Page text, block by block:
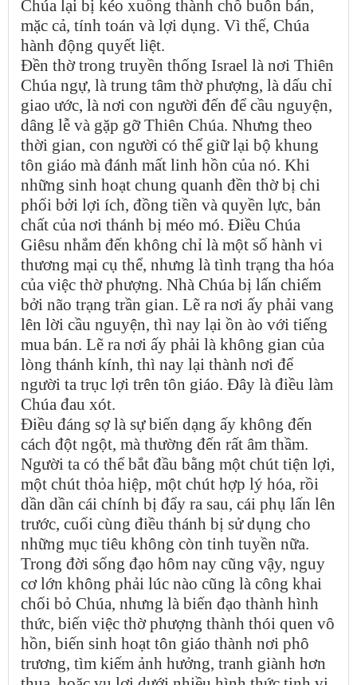
Chúa lại bị kéo xuống thành chỗ buôn bán,
mặc cả, tính toán và lợi dụng. Vì thế, Chúa
hành động quyết liệt.
Đền thờ trong truyền thống Israel là nơi Thiên
Chúa ngự, là trung tâm thờ phượng, là dấu chỉ
giao ước, là nơi con người đến để cầu nguyện,
dâng lễ và gặp gỡ Thiên Chúa. Nhưng theo
thời gian, con người có thể giữ lại bộ khung
tôn giáo mà đánh mất linh hồn của nó. Khi
những sinh hoạt chung quanh đền thờ bị chi
phối bởi lợi ích, đồng tiền và quyền lực, bản
chất của nơi thánh bị méo mó. Điều Chúa
Giêsu nhắm đến không chỉ là một số hành vi
thương mại cụ thể, nhưng là tình trạng tha hóa
của việc thờ phượng. Nhà Chúa bị lấn chiếm
bởi não trạng trần gian. Lẽ ra nơi ấy phải vang
lên lời cầu nguyện, thì nay lại ồn ào với tiếng
mua bán. Lẽ ra nơi ấy phải là không gian của
lòng thánh kính, thì nay lại thành nơi để
người ta trục lợi trên tôn giáo. Đây là điều làm
Chúa đau xót.
Điều đáng sợ là sự biến dạng ấy không đến
cách đột ngột, mà thường đến rất âm thầm.
Người ta có thể bắt đầu bằng một chút tiện lợi,
một chút thỏa hiệp, một chút hợp lý hóa, rồi
dần dần cái chính bị đẩy ra sau, cái phụ lấn lên
trước, cuối cùng điều thánh bị sử dụng cho
những mục tiêu không còn tinh tuyền nữa.
Trong đời sống đạo hôm nay cũng vậy, nguy
cơ lớn không phải lúc nào cũng là công khai
chối bỏ Chúa, nhưng là biến đạo thành hình
thức, biến việc thờ phượng thành thói quen vô
hồn, biến sinh hoạt tôn giáo thành nơi phô
trương, tìm kiếm ảnh hưởng, tranh giành hơn